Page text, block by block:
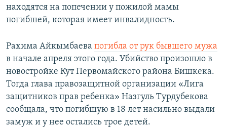
находятся на попечении у пожилой мамы
погибшей, которая имеет инвалидность.
Рахима Айкымбаева погибла от рук бывшего мужа
в начале апреля этого года. Убийство произошло в
новостройке Кут Первомайского района Бишкека.
Тогда глава правозащитной организации «Лига
защитников прав ребенка» Назгуль Турдубекова
сообщала, что погибшую в 18 лет насильно выдали
замуж и у нее остались трое детей.